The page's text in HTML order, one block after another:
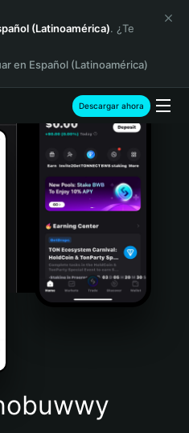
(Latinoamérica). ¿Te
en Español (Latinoamérica)
Descargar ahora